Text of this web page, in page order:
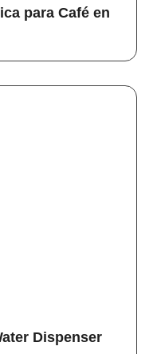
para Café en
Dispenser